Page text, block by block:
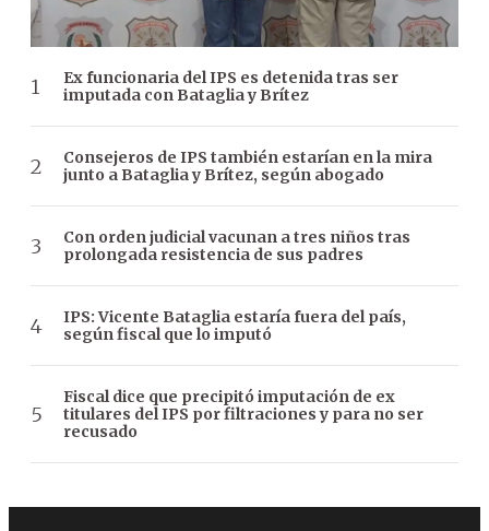
Ex funcionaria del IPS es detenida tras ser
imputada con Bataglia y Brítez
Consejeros de IPS también estarían en la mira
junto a Bataglia y Brítez, según abogado
Con orden judicial vacunan a tres niños tras
prolongada resistencia de sus padres
IPS: Vicente Bataglia estaría fuera del país,
según fiscal que lo imputó
Fiscal dice que precipitó imputación de ex
titulares del IPS por filtraciones y para no ser
recusado